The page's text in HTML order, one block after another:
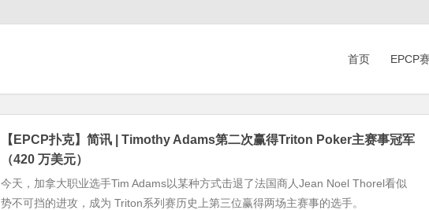
首页 EPCP
【EPCP扑克】简讯 | Timothy Adams第二次赢得Triton Poker主赛事冠军
（420 万美元）
今天，加拿大职业选手Tim Adams以某种方式击退了法国商人Jean Noel Thorel看似
势不可挡的进攻，成为 Triton系列赛历史上第三位赢得两场主赛事的选手。